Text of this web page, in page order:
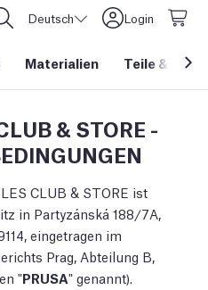
Deutsch Login
Materialien Teile &
& STORE -
CLUB & STORE ist
in Partyzánská 188/7A,
eingetragen im
Prag, Abteilung B,
"PRUSA" genannt).